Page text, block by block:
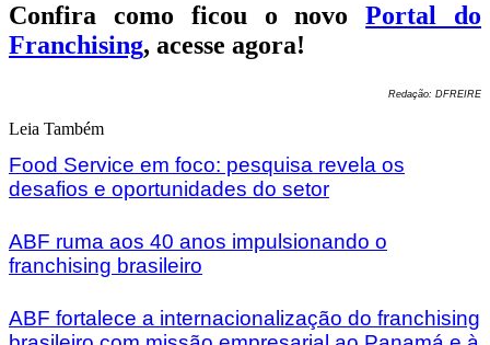
Confira como ficou o novoPortal do
Franchising, acesse agora!
Redação: DFREIRE
Leia Também
Food Service em foco: pesquisa revela os
desafios e oportunidades do setor
ABF ruma aos 40 anos impulsionando o
franchising brasileiro
ABF fortalece a internacionalização do franchising